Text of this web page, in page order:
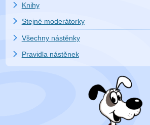
Knihy
Stejné moderátorky
Všechny nástěnky
Pravidla nástěnek